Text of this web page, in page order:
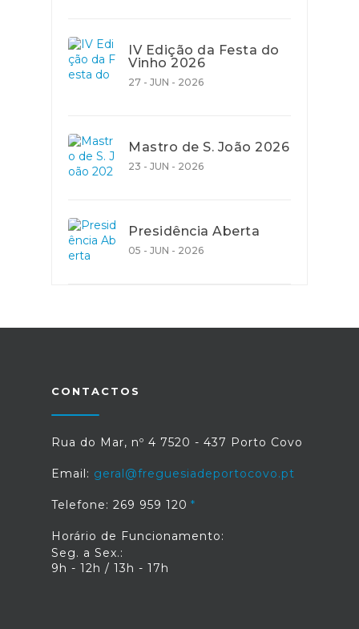
IV Edição da Festa do
Vinho 2026
27 - JUN - 2026
Mastro de S. João 2026
23 - JUN - 2026
Presidência Aberta
05 - JUN - 2026
CONTACTOS
Rua do Mar, nº 4 7520 - 437 Porto Covo
Email: geral@freguesiadeportocovo.pt
Telefone: 269 959 120
Horário de Funcionamento:
Seg. a Sex.:
9h - 12h / 13h - 17h